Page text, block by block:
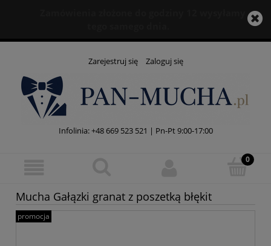
Zarejestruj się Zaloguj się
Infolinia:+48 669 523 521 | Pn-Pt 9:00-17:00
Mucha Gałązki granat z poszetką błękit
promocja